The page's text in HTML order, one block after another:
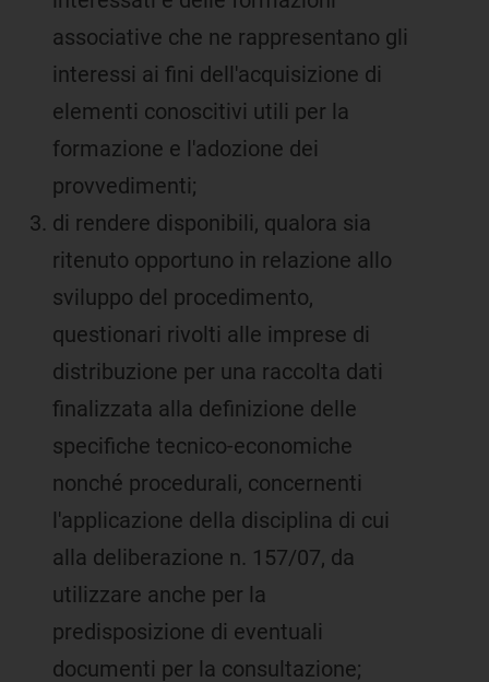
associative che ne rappresentano gli
interessi ai fini dell'acquisizione di
elementi conoscitivi utili per la
formazione e l'adozione dei
provvedimenti;
di rendere disponibili, qualora sia
ritenuto opportuno in relazione allo
sviluppo del procedimento,
questionari rivolti alle imprese di
distribuzione per una raccolta dati
finalizzata alla definizione delle
specifiche tecnico-economiche
nonché procedurali, concernenti
l'applicazione della disciplina di cui
alla deliberazione n. 157/07, da
utilizzare anche per la
predisposizione di eventuali
documenti per la consultazione;